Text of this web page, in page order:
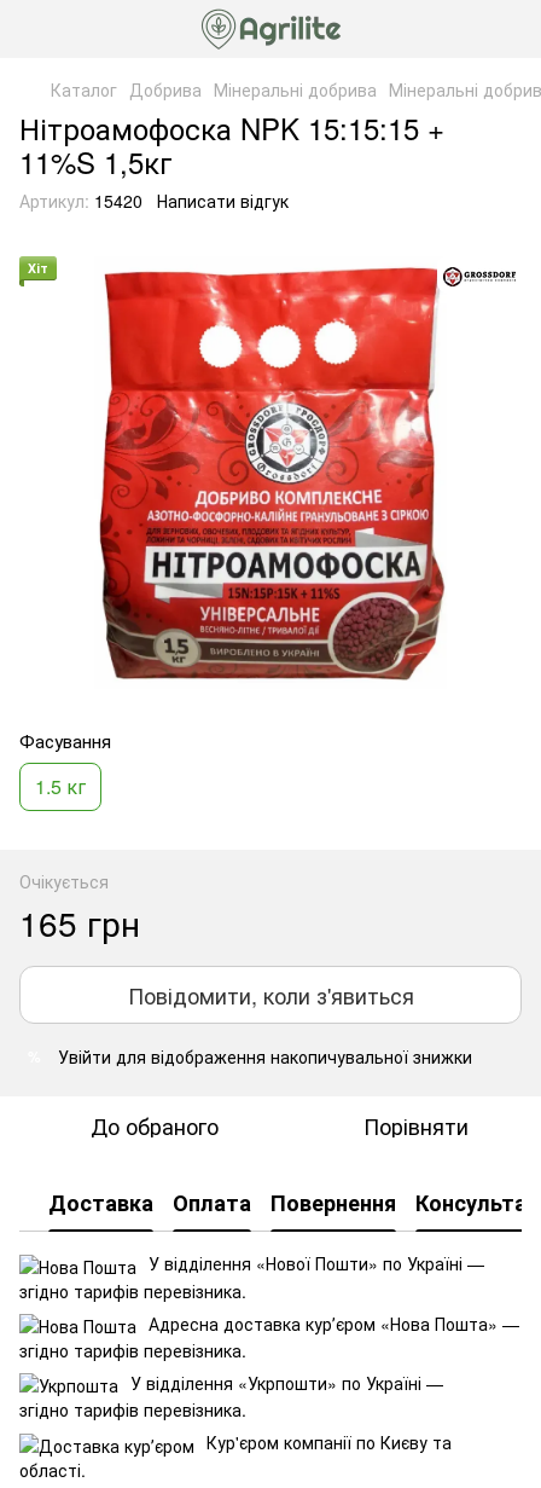
Каталог Добрива Мінеральні добрива Мінеральні
Нітроамофоска NPK 15:15:15 +
11%S 1,5кг
Артикул: 15420 Написати відгук
Хіт
Фасування
1.5 кг
Очікується
165 грн
Повідомити, коли з'явиться
Увійти для відображення накопичувальної знижки
До обраного Порівняти
Доставка Оплата Повернення
У відділення «Нової Пошти» по Україні —
згідно тарифів перевізника.
Адресна доставка курʼєром «Нова Пошта» —
згідно тарифів перевізника.
У відділення «Укрпошти» по Україні —
згідно тарифів перевізника.
Кур'єром компанії по Києву та
області.